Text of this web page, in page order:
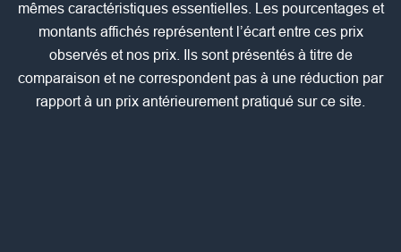
mêmes caractéristiques essentielles. Les pourcentages et
montants affichés représentent l’écart entre ces prix
observés et nos prix. Ils sont présentés à titre de
comparaison et ne correspondent pas à une réduction par
rapport à un prix antérieurement pratiqué sur ce site.